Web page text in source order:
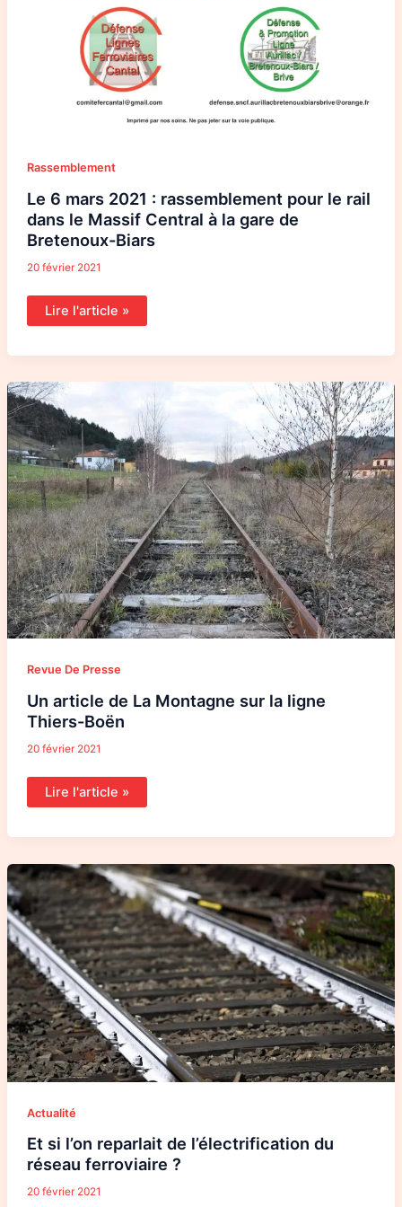
Rassemblement
Le 6 mars 2021 : rassemblement pour le rail
dans le Massif Central à la gare de
Bretenoux-Biars
20 février 2021
Lire l'article »
Revue De Presse
Un article de La Montagne sur la ligne
Thiers-Boën
20 février 2021
Un
article
de
La
Montagne
sur
la
ligne
Thiers-
Boën
Lire l'article »
Actualité
Et si l’on reparlait de l’électrification du
réseau ferroviaire ?
20 février 2021
Et
si
l’on
reparlait
de
l’électrification
du
réseau
ferroviaire
?